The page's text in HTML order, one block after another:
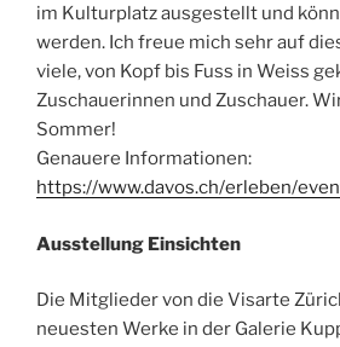
im Kulturplatz ausgestellt und
werden. Ich freue mich sehr auf
viele, von Kopf bis Fuss in Weiss
Zuschauerinnen und Zuschauer.
Sommer!
Genauere Informationen:
https://www.davos.ch/erleben/
Ausstellung Einsichten
Die Mitglieder von die Visarte
neuesten Werke in der Galerie